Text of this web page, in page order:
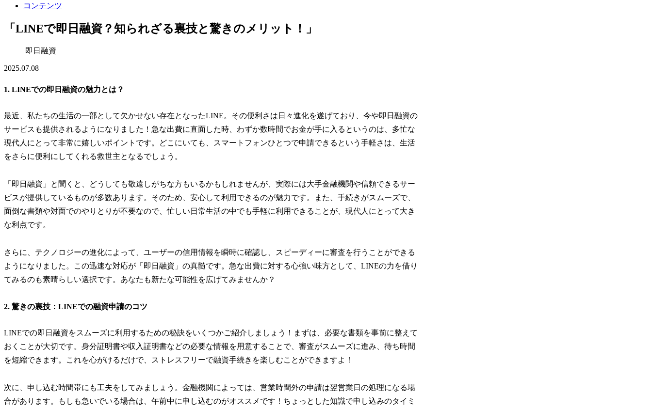
コンテンツ
「LINEで即日融資？知られざる裏技と驚きのメリット！」
即日融資
2025.07.08
1. LINEでの即日融資の魅力とは？
最近、私たちの生活の一部として欠かせない存在となったLINE。その便利さは日々進化を遂げており、今や即日融資の
サービスも提供されるようになりました！急な出費に直面した時、わずか数時間でお金が手に入るというのは、多忙な
現代人にとって非常に嬉しいポイントです。どこにいても、スマートフォンひとつで申請できるという手軽さは、生活
をさらに便利にしてくれる救世主となるでしょう。
「即日融資」と聞くと、どうしても敬遠しがちな方もいるかもしれませんが、実際には大手金融機関や信頼できるサー
ビスが提供しているものが多数あります。そのため、安心して利用できるのが魅力です。また、手続きがスムーズで、
面倒な書類や対面でのやりとりが不要なので、忙しい日常生活の中でも手軽に利用できることが、現代人にとって大き
な利点です。
さらに、テクノロジーの進化によって、ユーザーの信用情報を瞬時に確認し、スピーディーに審査を行うことができる
ようになりました。この迅速な対応が「即日融資」の真髄です。急な出費に対する心強い味方として、LINEの力を借り
てみるのも素晴らしい選択です。あなたも新たな可能性を広げてみませんか？
2. 驚きの裏技：LINEでの融資申請のコツ
LINEでの即日融資をスムーズに利用するための秘訣をいくつかご紹介しましょう！まずは、必要な書類を事前に整えて
おくことが大切です。身分証明書や収入証明書などの必要な情報を用意することで、審査がスムーズに進み、待ち時間
を短縮できます。これを心がけるだけで、ストレスフリーで融資手続きを楽しむことができますよ！
次に、申し込む時間帯にも工夫をしてみましょう。金融機関によっては、営業時間外の申請は翌営業日の処理になる場
合があります。もしも急いでいる場合は、午前中に申し込むのがオススメです！ちょっとした知識で申し込みのタイミ